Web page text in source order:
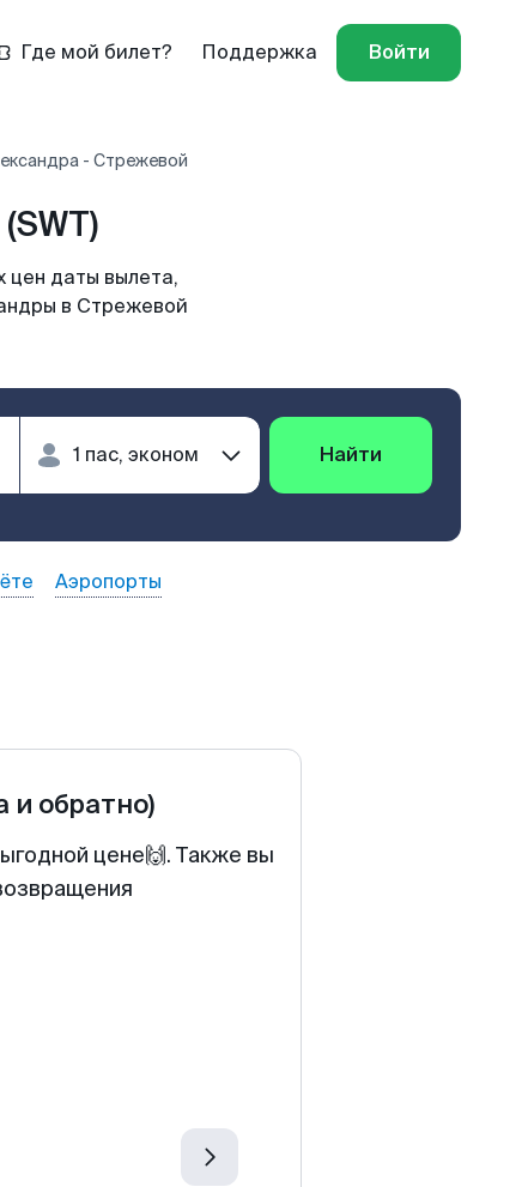
Где мой билет? Поддержка Войти
- Стрежевой
цен даты вылета,
в Стрежевой
Найти
Аэропорты
и обратно)
цене🙌. Также вы